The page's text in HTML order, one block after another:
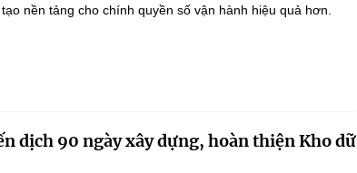
nền tảng cho chính quyền số vận hành hiệu quả hơn.
dịch 90 ngày xây dựng, hoàn thiện Kho dữ